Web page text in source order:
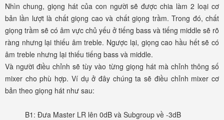
Nhìn chung, giọng hát của con người sẽ được chia làm 2 loại cơ
bản lần lượt là chất giọng cao và chất giọng trầm. Trong đó, chất
giọng trầm sẽ có âm vực chủ yếu ở tiếng bass và tiếng middle sẽ rõ
ràng nhưng lại thiếu âm treble. Ngược lại, giọng cao hầu hết sẽ có
âm treble nhưng lại thiếu tiếng bass và middle.
Và người điều chỉnh sẽ tùy vào từng giọng hát mà chỉnh thông số
mixer cho phù hợp. Ví dụ ở đây chúng ta sẽ điều chỉnh mixer cơ
bản theo giọng hát như sau:
B1: Đưa Master LR lên 0dB và Subgroup về -3dB